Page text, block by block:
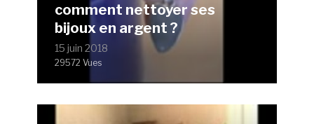
comment nettoyer ses
bijoux en argent ?
15 juin 2018
29572 Vues